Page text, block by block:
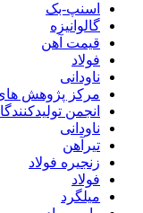
اسنپ-بک
گالوانیزه
قیمت آهن
فولاد
ناودانی
مرکز پژوهش
انجمن
ناودانی
تیرآهن
زنجیره فولاد
فولاد
میلگرد